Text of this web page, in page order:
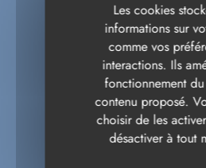
Les cookies
informations sur
comme vos
interactions. Ils
fonctionnement
contenu proposé.
choisir de les
désactiver à tout